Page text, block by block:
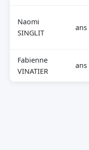
Naomi
SINGLIT
ans
Fabienne
VINATIER
ans